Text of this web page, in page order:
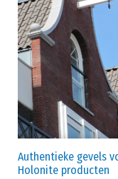
Authentieke gevels
Holonite producten